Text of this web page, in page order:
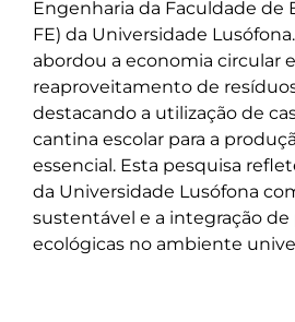
Engenharia da Faculdade de
FE) da Universidade
abordou a economia circular
reaproveitamento de
destacando a utilização de
cantina escolar para a
essencial. Esta pesquisa
da Universidade Lusófona
sustentável e a integração de
ecológicas no ambiente